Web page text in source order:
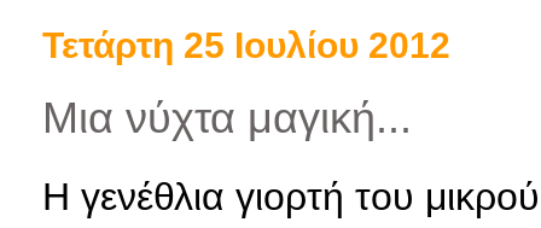
Τετάρτη 25 Ιουλίου 2012
Μια νύχτα μαγική...
Η γενέθλια γιορτή του